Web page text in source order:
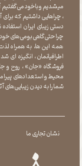
نشان تجاری ما
میشدیم و با خود می گفتیم
، چراهایی داشتیم که برای
دستی زیبای ایران
چرا حتی گاهی بومی های
همه این ها، به همراه
اطرافیانمان ، انگیزه ای
فروشگاه «جان» ، روح و
محیط و استعدادهای
شما را به دیدن زیبایی های